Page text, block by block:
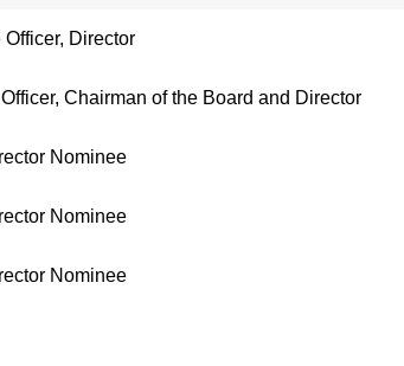
Director
Chairman of the Board and Director
Nominee
Nominee
Nominee